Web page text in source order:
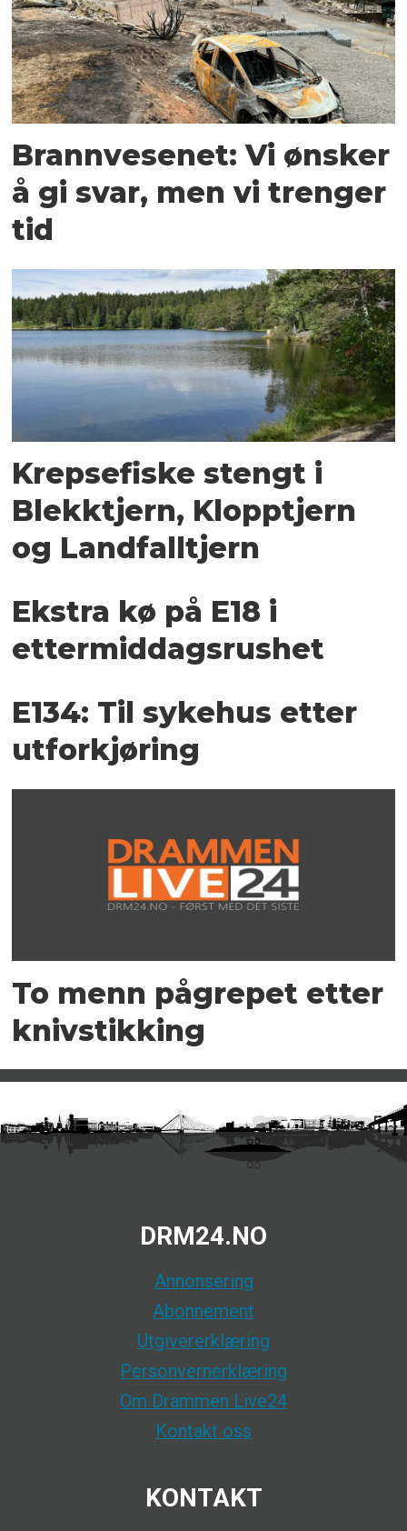
Brannvesenet: Vi ønsker
å gi svar, men vi trenger
tid
Krepsefiske stengt i
Blekktjern, Klopptjern
og Landfalltjern
Ekstra kø på E18 i
ettermiddagsrushet
E134: Til sykehus etter
utforkjøring
To menn pågrepet etter
knivstikking
DRM24.NO
Annonsering
Abonnement
Utgivererklæring
Personvernerklæring
Om Drammen Live24
Kontakt oss
KONTAKT